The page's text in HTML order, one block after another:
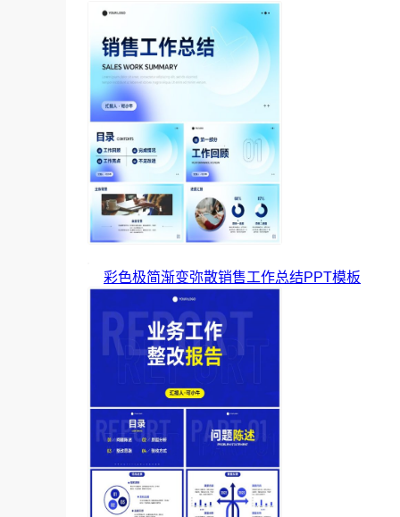
彩色极简渐变弥散销售工作总结PPT模板